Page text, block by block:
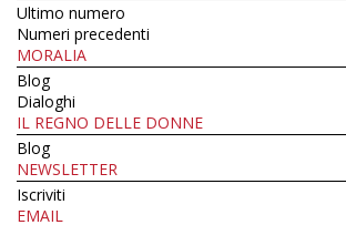
Ultimo numero
Numeri precedenti
MORALIA
Blog
Dialoghi
IL REGNO DELLE DONNE
Blog
NEWSLETTER
Iscriviti
EMAIL